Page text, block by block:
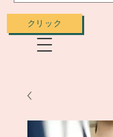
クリック